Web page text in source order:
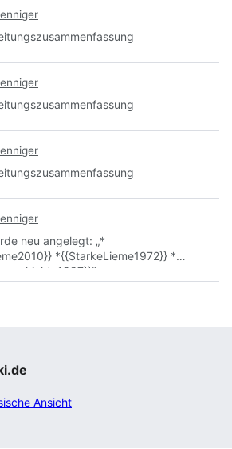
neu angelegt: „*
*{{StarkeLieme1972}} *
Ansicht